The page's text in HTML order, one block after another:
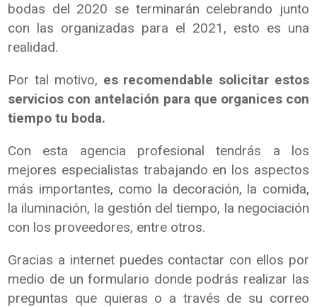
bodas del 2020 se terminarán celebrando junto
con las organizadas para el 2021, esto es una
realidad.
Por tal motivo, es recomendable solicitar estos
servicios con antelación para que organices con
tiempo tu boda.
Con esta agencia profesional tendrás a los
mejores especialistas trabajando en los aspectos
más importantes, como la decoración, la comida,
la iluminación, la gestión del tiempo, la negociación
con los proveedores, entre otros.
Gracias a internet puedes contactar con ellos por
medio de un formulario donde podrás realizar las
preguntas que quieras o a través de su correo